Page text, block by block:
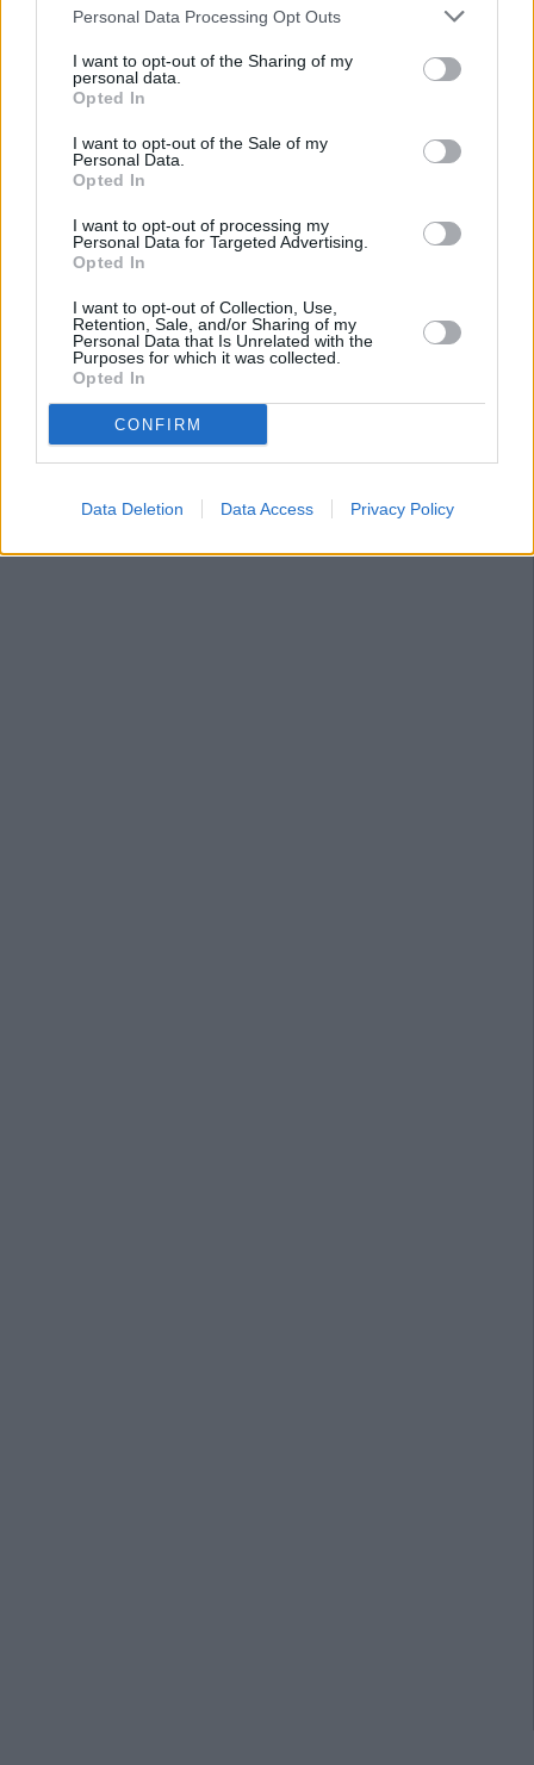
Personal Data Processing Opt Outs
I want to opt-out of the Sharing of my
personal data.
Opted In
I want to opt-out of the Sale of my
Personal Data.
Opted In
I want to opt-out of processing my
Personal Data for Targeted Advertising.
Opted In
I want to opt-out of Collection, Use,
Retention, Sale, and/or Sharing of my
Personal Data that Is Unrelated with the
Purposes for which it was collected.
Opted In
CONFIRM
Data Deletion Data Access Privacy Policy
Ese acontecimiento, que incluyó el movimiento de tropas
desatada en noviembre de 2007 después de que Uribe
decidió, unilateralmente, poner fin a la labor mediadora de
la liberación de un grupo de secuestrados por las FARC.
Los roces diplomáticos entre Caracas y Bogotá han sido
prácticamente constantes desde la llegada de Chávez al
Gobierno, en febrero de 1999, derivadas de las
acusaciones colombianas de la supuesta afinidad del
mandatario y la guerrilla, lo que Caracas siempre ha
rechazado de manera contundente.